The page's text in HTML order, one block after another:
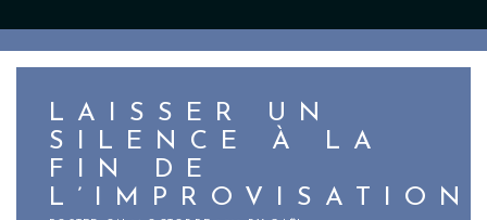
LAISSER UN
SILENCE À LA
FIN DE
L’IMPROVISATION